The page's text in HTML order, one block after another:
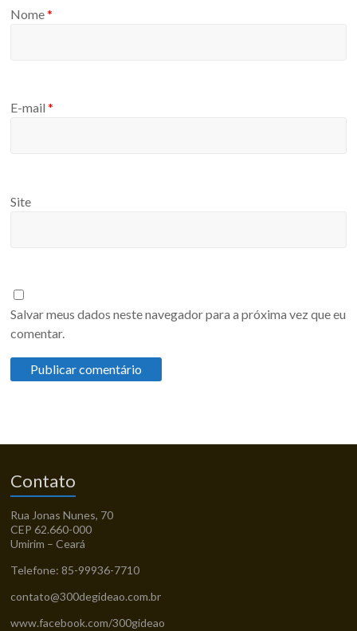
Nome*
E-mail*
Site
Salvar meus dados neste navegador para a próxima vez que eu
comentar.
Contato
Rua Jonas Nunes, 70
CEP 62.660-000
Umirim – Ceará
Telefone: 85-99936-7710
contato@300degideao.com.br
www.facebook.com/300gideao